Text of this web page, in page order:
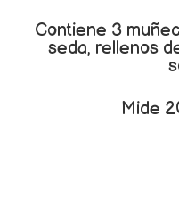
Contiene 3
seda, rellenos
Mide